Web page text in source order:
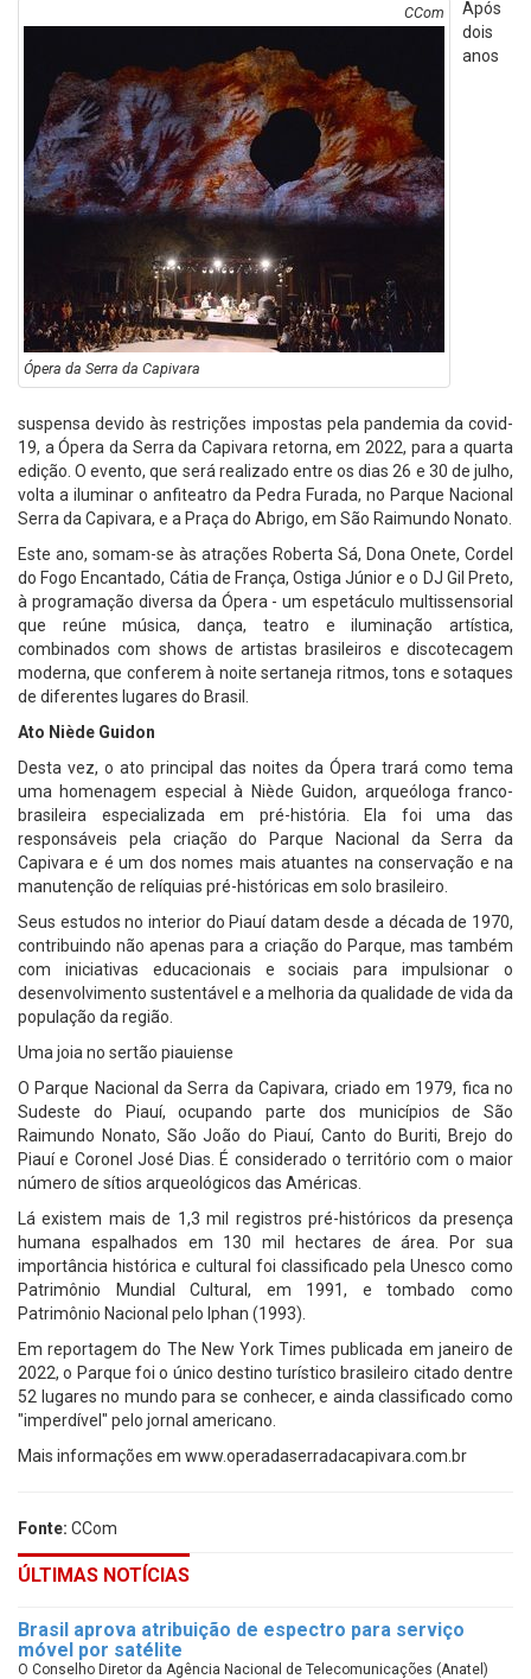
CCom
Ópera da Serra da Capivara
Após
dois
anos
suspensa devido às restrições impostas pela pandemia da covid-
19, a Ópera da Serra da Capivara retorna, em 2022, para a quarta
edição. O evento, que será realizado entre os dias 26 e 30 de julho,
volta a iluminar o anfiteatro da Pedra Furada, no Parque Nacional
Serra da Capivara, e a Praça do Abrigo, em São Raimundo Nonato.
Este ano, somam-se às atrações Roberta Sá, Dona Onete, Cordel
do Fogo Encantado, Cátia de França, Ostiga Júnior e o DJ Gil Preto,
à programação diversa da Ópera - um espetáculo multissensorial
que reúne música, dança, teatro e iluminação artística,
combinados com shows de artistas brasileiros e discotecagem
moderna, que conferem à noite sertaneja ritmos, tons e sotaques
de diferentes lugares do Brasil.
Ato Niède Guidon
Desta vez, o ato principal das noites da Ópera trará como tema
uma homenagem especial à Niède Guidon, arqueóloga franco-
brasileira especializada em pré-história. Ela foi uma das
responsáveis pela criação do Parque Nacional da Serra da
Capivara e é um dos nomes mais atuantes na conservação e na
manutenção de relíquias pré-históricas em solo brasileiro.
Seus estudos no interior do Piauí datam desde a década de 1970,
contribuindo não apenas para a criação do Parque, mas também
com iniciativas educacionais e sociais para impulsionar o
desenvolvimento sustentável e a melhoria da qualidade de vida da
população da região.
Uma joia no sertão piauiense
O Parque Nacional da Serra da Capivara, criado em 1979, fica no
Sudeste do Piauí, ocupando parte dos municípios de São
Raimundo Nonato, São João do Piauí, Canto do Buriti, Brejo do
Piauí e Coronel José Dias. É considerado o território com o maior
número de sítios arqueológicos das Américas.
Lá existem mais de 1,3 mil registros pré-históricos da presença
humana espalhados em 130 mil hectares de área. Por sua
importância histórica e cultural foi classificado pela Unesco como
Patrimônio Mundial Cultural, em 1991, e tombado como
Patrimônio Nacional pelo Iphan (1993).
Em reportagem do The New York Times publicada em janeiro de
2022, o Parque foi o único destino turístico brasileiro citado dentre
52 lugares no mundo para se conhecer, e ainda classificado como
"imperdível" pelo jornal americano.
Mais informações em www.operadaserradacapivara.com.br
Fonte: CCom
ÚLTIMAS NOTÍCIAS
Brasil aprova atribuição de espectro para serviço
móvel por satélite
O Conselho Diretor da Agência Nacional de Telecomunicações (Anatel)